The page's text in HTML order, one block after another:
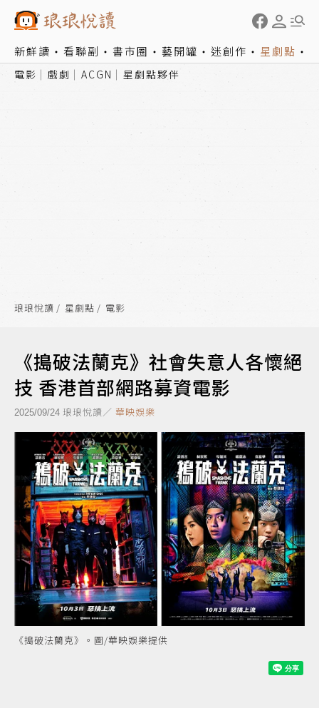
新鮮讀 看聯副 書市圈 藝開罐 迷創作 星劇點
電影 戲劇 ACGN 星劇點夥伴
琅琅悅讀 星劇點 電影
《搗破法蘭克》社會失意人各懷絕
技 香港首部網路募資電影
2025/09/24 琅琅悅讀／ 華映娛樂
《搗破法蘭克》。圖/華映娛樂提供